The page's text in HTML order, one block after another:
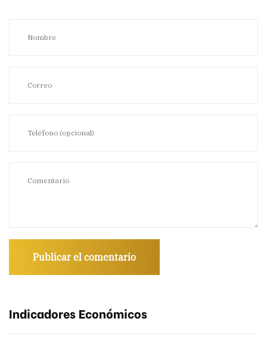
Indicadores Económicos